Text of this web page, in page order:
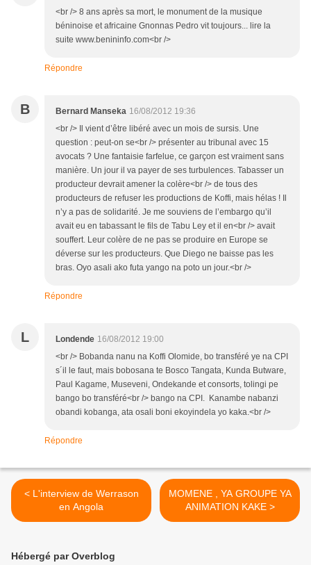
<br /> 8 ans après sa mort, le monument de la musique
béninoise et africaine Gnonnas Pedro vit toujours... lire la
suite www.benininfo.com<br />
Répondre
B Bernard Manseka 16/08/2012 19:36
<br /> Il vient d’être libéré avec un mois de sursis. Une
question : peut-on se<br /> présenter au tribunal avec 15
avocats ? Une fantaisie farfelue, ce garçon est vraiment sans
manière. Un jour il va payer de ses turbulences. Tabasser un
producteur devrait amener la colère<br /> de tous des
producteurs de refuser les productions de Koffi, mais hélas ! Il
n’y a pas de solidarité. Je me souviens de l’embargo qu’il
avait eu en tabassant le fils de Tabu Ley et il en<br /> avait
souffert. Leur colère de ne pas se produire en Europe se
déverse sur les producteurs. Que Diego ne baisse pas les
bras. Oyo asali ako futa yango na poto un jour.<br />
Répondre
L Londende 16/08/2012 19:00
<br /> Bobanda nanu na Koffi Olomide, bo transféré ye na CPI
s´il le faut, mais bobosana te Bosco Tangata, Kunda Butware,
Paul Kagame, Museveni, Ondekande et consorts, tolingi pe
bango bo transféré<br /> bango na CPI. Kanambe nabanzi
obandi kobanga, ata osali boni ekoyindela yo kaka.<br />
Répondre
< L'interview de Werrason
en Angola
MOMENE , YA GROUPE YA
ANIMATION KAKE >
Hébergé par Overblog